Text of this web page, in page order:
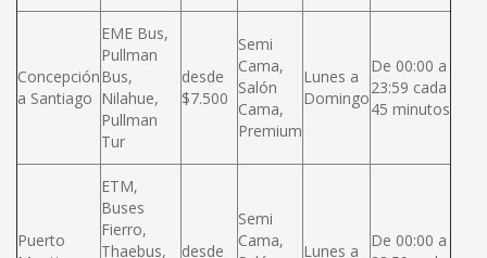
Concepción
a Santiago
EME Bus,
Pullman
Bus,
Nilahue,
Pullman
Tur
desde
$7.500
Semi
Cama,
Salón
Cama,
Premium
Lunes a
Domingo
De 00:00 a
23:59 cada
45 minutos
Puerto
ETM,
Buses
Fierro,
Thaebus,
desde
Semi
Cama,
Lunes a
De 00:00 a